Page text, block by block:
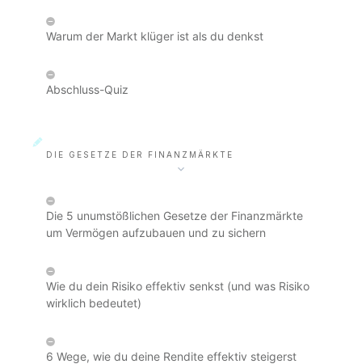
Warum der Markt klüger ist als du denkst
Abschluss-Quiz
DIE GESETZE DER FINANZMÄRKTE
Die 5 unumstößlichen Gesetze der Finanzmärkte
um Vermögen aufzubauen und zu sichern
Wie du dein Risiko effektiv senkst (und was Risiko
wirklich bedeutet)
6 Wege, wie du deine Rendite effektiv steigerst